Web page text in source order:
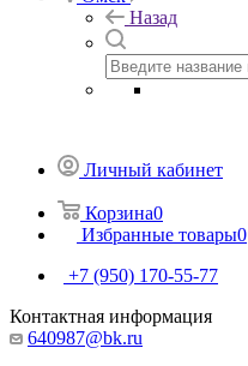
Назад
Личный кабинет
Корзина0
Избранные товары0
+7 (950) 170-55-77
Контактная информация
640987@bk.ru